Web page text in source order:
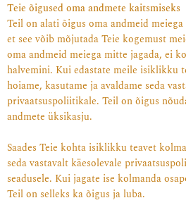
Teie õigused oma andmete kaitsmiseks
Teil on alati õigus oma andmeid
et see võib mõjutada Teie kogemust
oma andmeid meiega mitte jagada, ei
halvemini. Kui edastate meile isiklikku
hoiame, kasutame ja avaldame seda
privaatsuspoliitikale. Teil on õigus
andmete üksikasju.
Saades Teie kohta isiklikku teavet
seda vastavalt käesolevale
seadusele. Kui jagate ise kolmanda
Teil on selleks ka õigus ja luba.